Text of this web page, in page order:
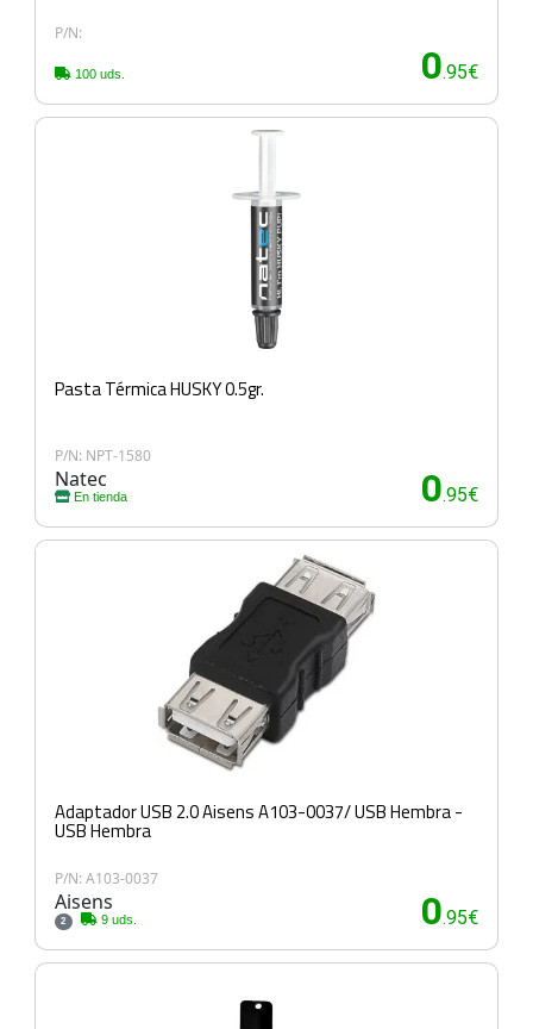
P/N:
100 uds. 0.95€
Pasta Térmica HUSKY 0.5gr.
P/N: NPT-1580
Natec
En tienda 0.95€
Adaptador USB 2.0 Aisens A103-0037/ USB Hembra -
USB Hembra
P/N: A103-0037
Aisens
2 9 uds. 0.95€